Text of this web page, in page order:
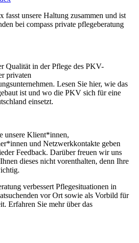
fasst unsere Haltung zusammen und ist
bei compass private pflegeberatung
Qualität in der Pflege des PKV-
privaten
Lesen Sie hier, wie das
ist und wo die PKV sich für eine
einsetzt.
unsere Klient*innen,
und Netzwerkkontakte geben
Feedback. Darüber freuen wir uns
dieses nicht vorenthalten, denn Ihre
verbessert Pflegesituationen in
vor Ort sowie als Vorbild für
Erfahren Sie mehr über das